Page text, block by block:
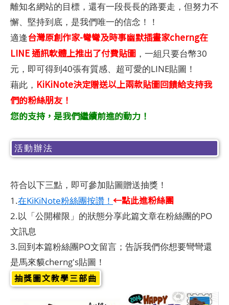
離知名網站的目標，還有一段長長的路要走，但努力不
懈、堅持到底，是我們唯一的信念！！
適逢台灣原創作家-彎彎及時事幽默插畫家cherng在
LINE 通訊軟體上推出了付費貼圖 ，一組只要台幣30
元，即可得到40張有質感、超可愛的LINE貼圖！
藉此， KiKiNote決定贈送以上兩款貼圖回饋給支持我
們的粉絲朋友！
您的支持，是我們繼續前進的動力！
活動辦法
符合以下三點，即可參加貼圖贈送抽獎！
1.在KiKiNote粉絲團按讚！ ←點此進粉絲團
2.以「公開權限」的狀態分享此篇文章在粉絲團的PO
文訊息
3.回到本篇粉絲團PO文留言；告訴我們你想要彎彎還
是馬來貘cherng's貼圖！
抽獎圖文教學三部曲